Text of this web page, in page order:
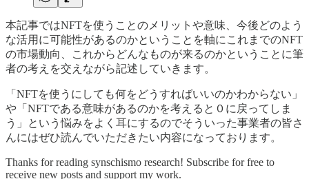
本記事ではNFTを使うことのメリットや意味、今後どのよう
な活用に可能性があるのかということを軸にこれまでのNFT
の市場動向、これからどんなものが来るのかということに筆
者の考えを交えながら記述していきます。
「NFTを使うにしても何をどうすればいいのかわからない」
や「NFTである意味があるのかを考えると０に戻ってしま
う」という悩みをよく耳にするのでそういった事業者の皆さ
んにはぜひ読んでいただきたい内容になっております。
Thanks for reading synschismo research! Subscribe for free to
receive new posts and support my work.